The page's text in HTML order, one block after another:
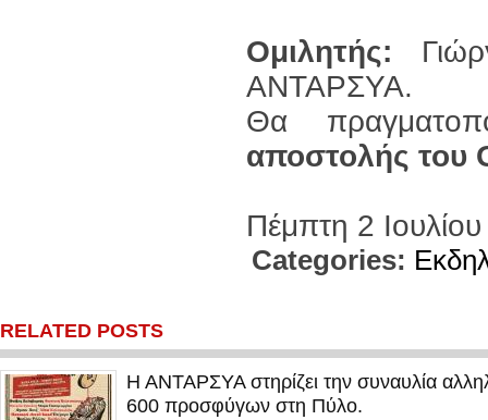
Ομιλητής:
ΑΝΤΑΡΣΥΑ.
Θα
αποστολής του
Πέμπτη 2
Categories:
RELATED POSTS
Η ΑΝΤΑΡΣΥΑ στηρίζει την συναυλία
600 προσφύγων στη Πύλο.